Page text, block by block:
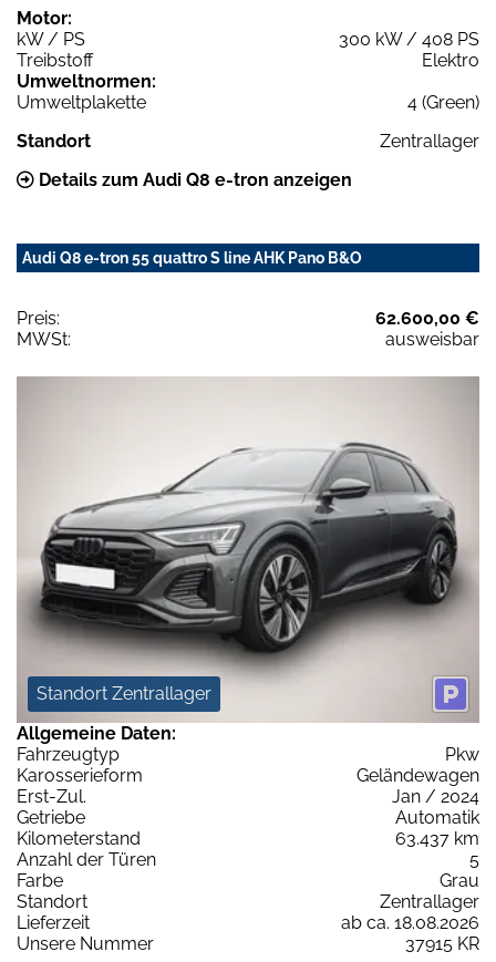
Motor:
kW / PS
300 kW / 408 PS
Treibstoff
Elektro
Umweltnormen:
Umweltplakette
4 (Green)
Standort
Zentrallager
Details zum Audi Q8 e-tron anzeigen
Audi Q8 e-tron 55 quattro S line AHK Pano B&O
Preis:
62.600,00 €
MWSt:
ausweisbar
Standort Zentrallager
Allgemeine Daten:
Fahrzeugtyp
Pkw
Karosserieform
Geländewagen
Erst-Zul.
Jan / 2024
Getriebe
Automatik
Kilometerstand
63.437 km
Anzahl der Türen
5
Farbe
Grau
Standort
Zentrallager
Lieferzeit
ab ca. 18.08.2026
Unsere Nummer
37915 KR